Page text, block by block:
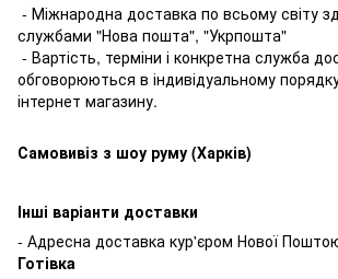
- Міжнародна доставка по всьому світу
службами "Нова пошта", "Укрпошта"
- Вартість, терміни і конкретна служба
обговорюються в індивідуальному
інтернет магазину.
Самовивіз з шоу руму (Харків)
Інші варіанти доставки
- Адресна доставка кур'єром Нової
Готівкa